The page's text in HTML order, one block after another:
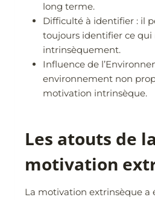
long terme.
Difficulté à identifier : il
toujours identifier ce qui
intrinsèquement.
Influence de
environnement non
motivation intrinsèque.
Les atouts de la
motivation
La motivation extrinsèque a